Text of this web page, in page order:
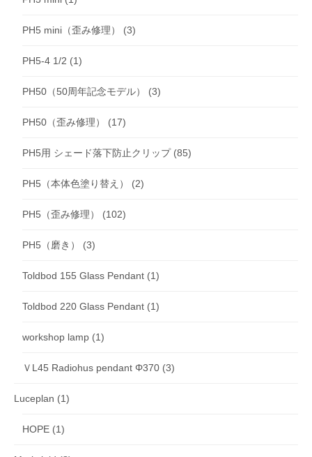
PH5 mini（歪み修理） (3)
PH5-4 1/2 (1)
PH50（50周年記念モデル） (3)
PH50（歪み修理） (17)
PH5用 シェード落下防止クリップ(85)
PH5（本体色塗り替え） (2)
PH5（歪み修理） (102)
PH5（磨き） (3)
Toldbod 155 Glass Pendant (1)
Toldbod 220 Glass Pendant (1)
workshop lamp (1)
ＶL45 Radiohus pendant Φ370 (3)
Luceplan (1)
HOPE (1)